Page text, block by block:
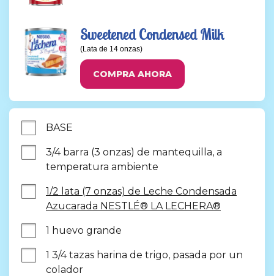
Sweetened Condensed Milk
(Lata de 14 onzas)
COMPRA AHORA
BASE
3/4 barra (3 onzas) de mantequilla, a
temperatura ambiente
1/2 lata (7 onzas) de Leche Condensada
Azucarada NESTLÉ® LA LECHERA®
1 huevo grande
1 3/4 tazas harina de trigo, pasada por un
colador